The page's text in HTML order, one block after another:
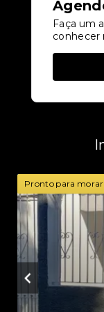
Faça um
conhecer
Pronto para morar